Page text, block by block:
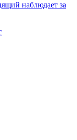
наблюдает за